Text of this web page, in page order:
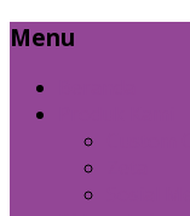
Menu